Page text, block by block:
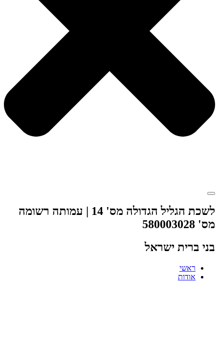
לשכת הגליל הגדולה מס' 14 | עמותה רשומה
מס' 580003028
בני ברית ישראל
ראשי
אודות